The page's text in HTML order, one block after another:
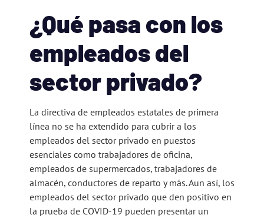
¿Qué pasa con los
empleados del
sector privado?
La directiva de empleados estatales de primera
línea no se ha extendido para cubrir a los
empleados del sector privado en puestos
esenciales como trabajadores de oficina,
empleados de supermercados, trabajadores de
almacén, conductores de reparto y más. Aun así, los
empleados del sector privado que den positivo en
la prueba de COVID-19 pueden presentar un